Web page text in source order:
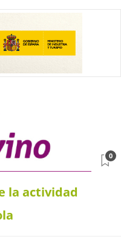
la actividad
0